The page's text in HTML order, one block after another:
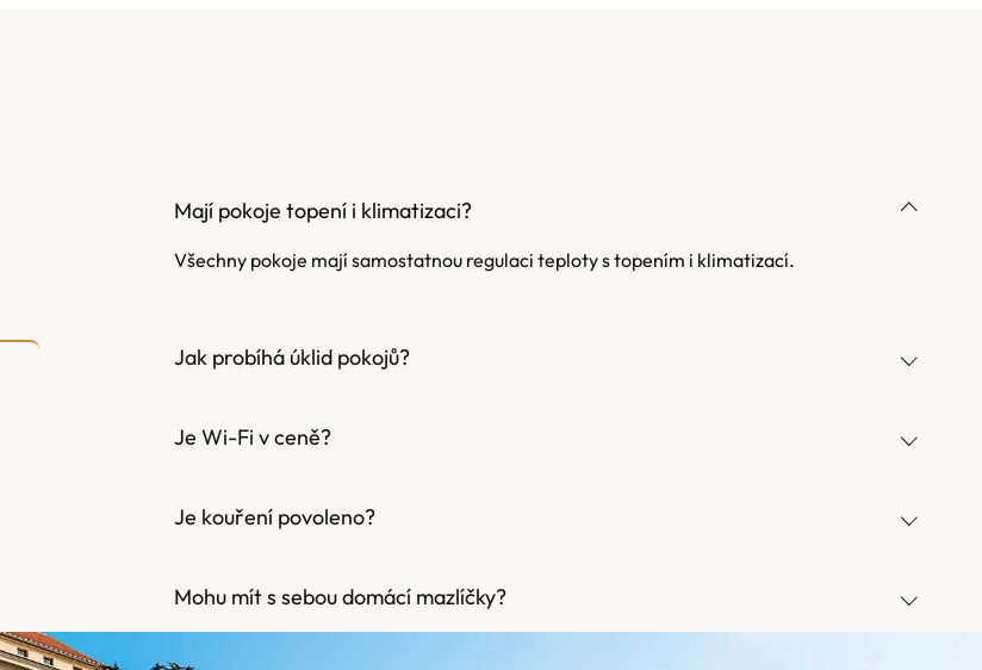
Mají pokoje topení i klimatizaci?
Všechny pokoje mají samostatnou regulaci teploty s topením i klimatizací.
Jak probíhá úklid pokojů?
Je Wi-Fi v ceně?
Je kouření povoleno?
Mohu mít s sebou domácí mazlíčky?